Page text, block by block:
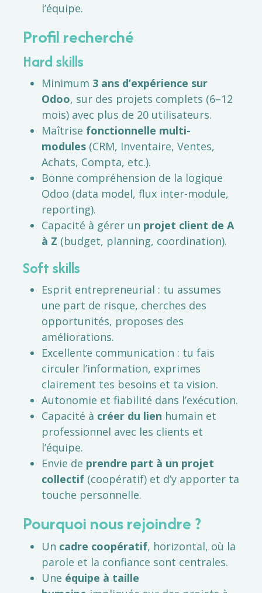
l’équipe.
Profil recherché
Hard skills
Minimum 3 ans d’expérience sur
Odoo, sur des projets complets (6–12
mois) avec plus de 20 utilisateurs.
Maîtrise fonctionnelle multi-
modules (CRM, Inventaire, Ventes,
Achats, Compta, etc.).
Bonne compréhension de la logique
Odoo (data model, flux inter-module,
reporting).
Capacité à gérer un projet client de A
à Z (budget, planning, coordination).
Soft skills
Esprit entrepreneurial : tu assumes
une part de risque, cherches des
opportunités, proposes des
améliorations.
Excellente communication : tu fais
circuler l’information, exprimes
clairement tes besoins et ta vision.
Autonomie et fiabilité dans l’exécution.
Capacité à créer du lien humain et
professionnel avec les clients et
l’équipe.
Envie de prendre part à un projet
collectif (coopératif) et d’y apporter ta
touche personnelle.
Pourquoi nous rejoindre ?
Un cadre coopératif, horizontal, où la
parole et la confiance sont centrales.
Une équipe à taille